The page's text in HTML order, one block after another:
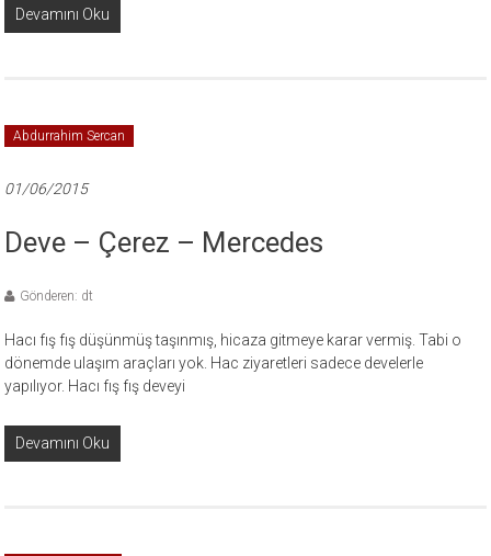
Devamını Oku
Abdurrahim Sercan
01/06/2015
Deve – Çerez – Mercedes
Gönderen: dt
Hacı fış fış düşünmüş taşınmış, hicaza gitmeye karar vermiş. Tabi o
dönemde ulaşım araçları yok. Hac ziyaretleri sadece develerle
yapılıyor. Hacı fış fış deveyi
Devamını Oku